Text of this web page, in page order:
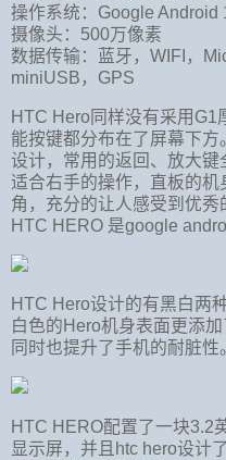
操作系统：Google Android
摄像头：500万像素
数据传输：蓝牙，WIFI，
miniUSB，GPS
HTC Hero同样没有采用
能按键都分布在了屏幕下
设计，常用的返回、放大
适合右手的操作，直板的
角，充分的让人感受到优
HTC HERO 是google
HTC Hero设计的有黑白两
白色的Hero机身表面更添
同时也提升了手机的耐脏性
HTC HERO配置了一块3.2
显示屏，并且htc hero设计